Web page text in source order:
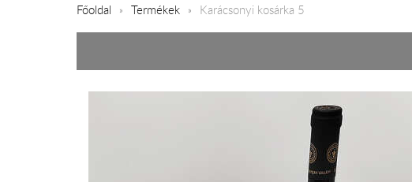
Főoldal Termékek Karácsonyi kosárka 5